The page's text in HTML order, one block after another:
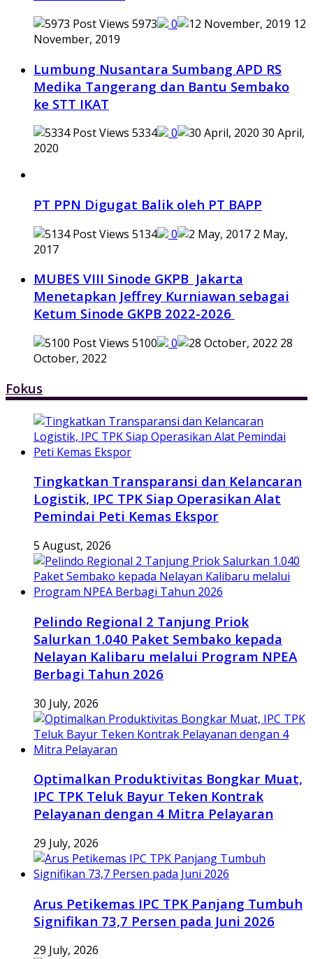
5973 0
12
November, 2019
Lumbung Nusantara Sumbang APD RS
Medika Tangerang dan Bantu Sembako
ke STT IKAT
5334 0
30 April,
2020
PT PPN Digugat Balik oleh PT BAPP
5134 0
2 May,
2017
MUBES VIII Sinode GKPB Jakarta
Menetapkan Jeffrey Kurniawan sebagai
Ketum Sinode GKPB 2022-2026
5100 0
28
October, 2022
Fokus
Tingkatkan Transparansi dan Kelancaran
Logistik, IPC TPK Siap Operasikan Alat
Pemindai Peti Kemas Ekspor
5 August, 2026
Pelindo Regional 2 Tanjung Priok
Salurkan 1.040 Paket Sembako kepada
Nelayan Kalibaru melalui Program NPEA
Berbagi Tahun 2026
30 July, 2026
Optimalkan Produktivitas Bongkar Muat,
IPC TPK Teluk Bayur Teken Kontrak
Pelayanan dengan 4 Mitra Pelayaran
29 July, 2026
Arus Petikemas IPC TPK Panjang Tumbuh
Signifikan 73,7 Persen pada Juni 2026
29 July, 2026